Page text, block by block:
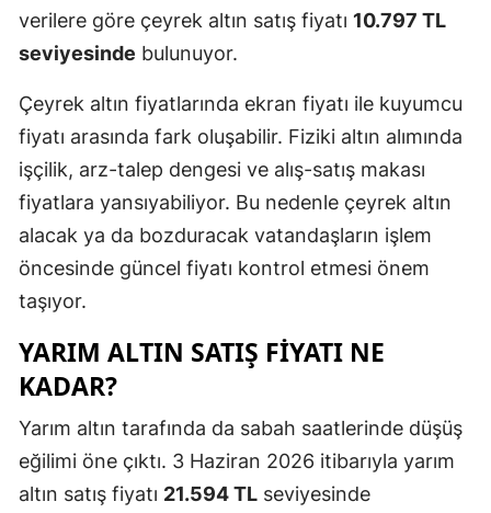
verilere göre çeyrek altın satış fiyatı 10.797 TL
seviyesinde bulunuyor.
Çeyrek altın fiyatlarında ekran fiyatı ile kuyumcu
fiyatı arasında fark oluşabilir. Fiziki altın alımında
işçilik, arz-talep dengesi ve alış-satış makası
fiyatlara yansıyabiliyor. Bu nedenle çeyrek altın
alacak ya da bozduracak vatandaşların işlem
öncesinde güncel fiyatı kontrol etmesi önem
taşıyor.
YARIM ALTIN SATIŞ FIYATI NE
KADAR?
Yarım altın tarafında da sabah saatlerinde düşüş
eğilimi öne çıktı. 3 Haziran 2026 itibarıyla yarım
altın satış fiyatı 21.594 TL seviyesinde